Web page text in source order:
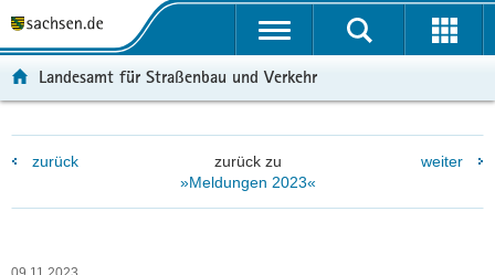
t
l
e
g
t
l
v
g
p
i
a
t
t
r
n
o
t
r
e
e
Landesamt für Straßenbau und Verkehr
zurück
zurück zu
»Meldungen 2023«
weiter